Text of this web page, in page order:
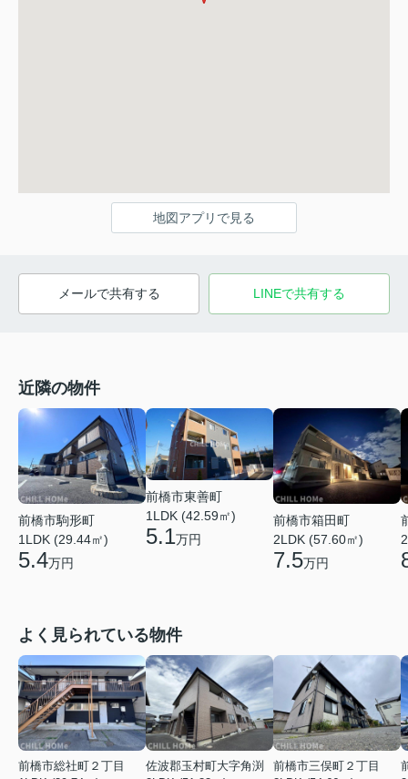
地図アプリで見る
メールで共有する LINEで共有する
近隣の物件
前橋市駒形町
1LDK (29.44㎡)
5.4万円
前橋市東善町
1LDK (42.59㎡)
5.1万円
前橋市箱田町
2LDK (57.60㎡)
7.5万円
よく見られている物件
前橋市総社町２丁目
佐波郡玉村町大字角渕
前橋市三俣町２丁目